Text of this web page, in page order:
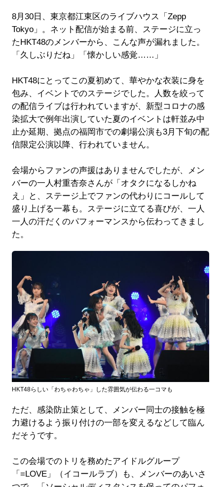
8月30日、東京都江東区のライブハウス「Zepp
Tokyo」。ネット配信が始まる前、ステージに立っ
たHKT48のメンバーから、こんな声が漏れました。
「久しぶりだね」「懐かしい感覚……」
HKT48にとってこの夏初めて、華やかな衣装に身を
包み、イベントでのステージでした。人数を絞って
の配信ライブは行われていますが、新型コロナの感
染拡大で例年出演していた夏のイベントは軒並み中
止か延期、拠点の福岡市での劇場公演も3月下旬の配
信限定公演以降、行われていません。
会場からファンの声援はありませんでしたが、メン
バーの一人村重杏奈さんが「オタクになるしかね
え」と、ステージ上でファンの代わりにコールして
盛り上げる一幕も。ステージに立てる喜びが、一人
一人の汗だくのパフォーマンスから伝わってきまし
た。
HKT48らしい「わちゃわちゃ」した雰囲気が伝わる一コマも
ただ、感染防止策として、メンバー同士の接触を極
力避けるよう振り付けの一部を変えるなどして臨ん
だそうです。
この会場でのトリを務めたアイドルグループ
「=LOVE」（イコールラブ）も、メンバーのあいさ